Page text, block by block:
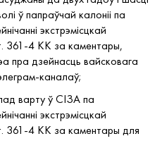
ў папраўчай калоніі па
экстрэмісцкай
361-4 КК за каментары,
пра дзейнасць вайсковага
каналаў;
варту ў СІЗА па
экстрэмісцкай
361-4 КК за каментары для